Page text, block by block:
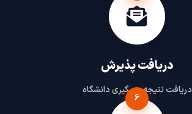
دریافت پذیرش
دریافت نتیجه و پیگیری دانشگاه
6